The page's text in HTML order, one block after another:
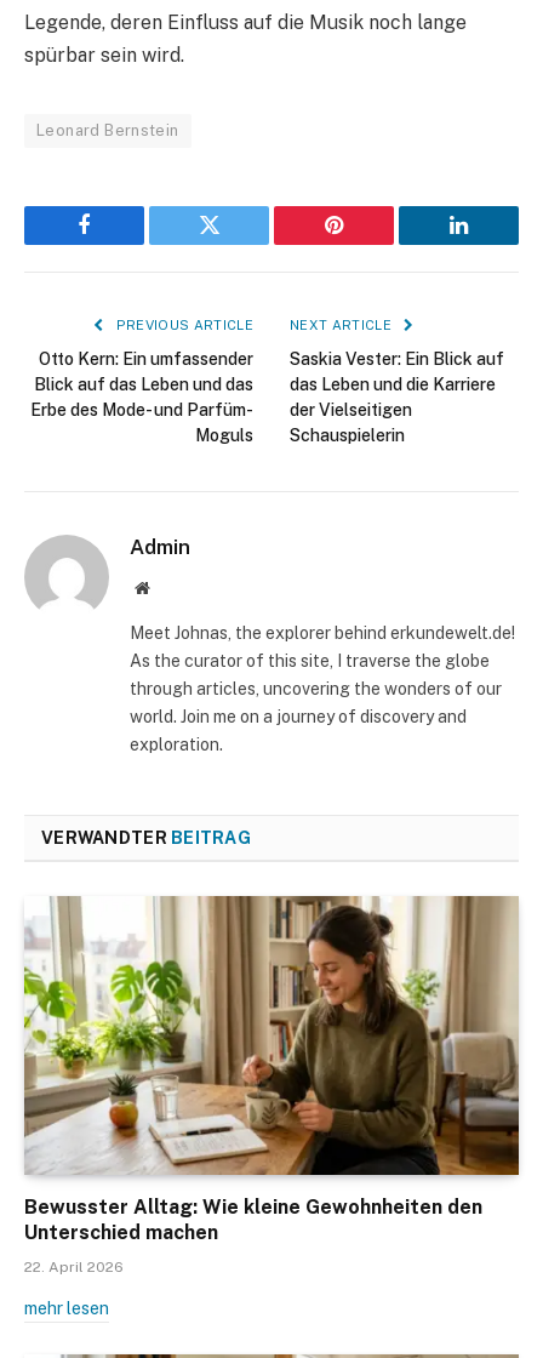
Legende, deren Einfluss auf die Musik noch lange
spürbar sein wird.
Leonard Bernstein
Facebook Twitter Pinterest LinkedIn
PREVIOUS ARTICLE
Otto Kern: Ein umfassender
Blick auf das Leben und das
Erbe des Mode- und Parfüm-
Moguls
NEXT ARTICLE
Saskia Vester: Ein Blick auf
das Leben und die Karriere
der Vielseitigen
Schauspielerin
Admin
Website
Meet Johnas, the explorer behind erkundewelt.de!
As the curator of this site, I traverse the globe
through articles, uncovering the wonders of our
world. Join me on a journey of discovery and
exploration.
VERWANDTER BEITRAG
Bewusster Alltag: Wie kleine Gewohnheiten den
Unterschied machen
22. April 2026
mehr lesen